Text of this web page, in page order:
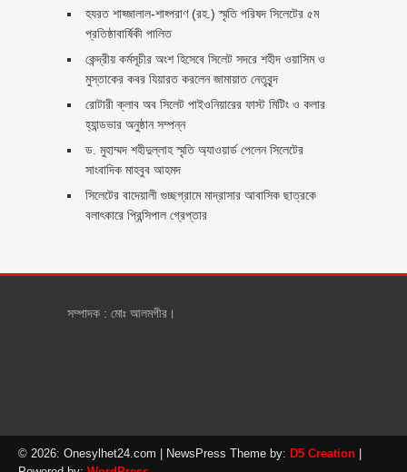
হযরত শাহ্জালাল-শাহ্পরাণ (রহ.) স্মৃতি পরিষদ সিলেটের ৫ম
প্রতিষ্ঠাবার্ষিকী পালিত ‎​
কেন্দ্রীয় কর্মসূচীর অংশ হিসেবে সিলেট সদরে শহীদ ওয়াসিম ও
মুস্তাকের কবর যিয়ারত করলেন জামায়াত নেতৃবৃন্দ ‎
রোটারী ক্লাব অব সিলেট পাইওনিয়ারের ফাস্ট মিটিং ও কলার
হ্যান্ডভার অনুষ্ঠান সম্পন্ন
ড. মুহাম্মদ শহীদুল্লাহ স্মৃতি অ্যাওয়ার্ড পেলেন সিলেটের
সাংবাদিক মাহবুব আহমদ
সিলেটের বাদেয়ালী গুচ্ছগ্রামে মাদ্রাসার আবাসিক ছাত্রকে
বলাৎকারে প্রিন্সিপাল গ্রেপ্তার ‎
সম্পাদক : মোঃ আলমগীর।
© 2026: Onesylhet24.com | NewsPress Theme by: D5 Creation